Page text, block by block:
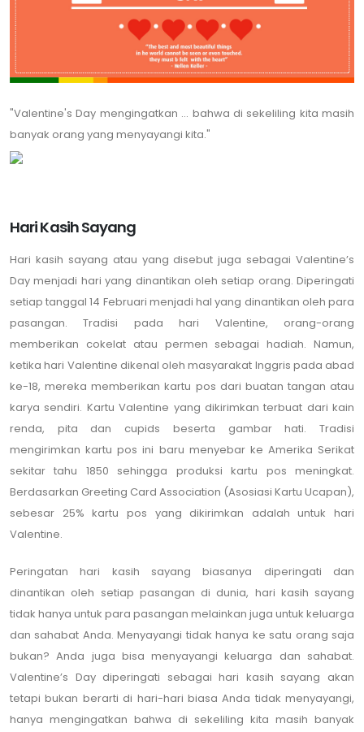
"Valentine's Day mengingatkan ... bahwa di sekeliling kita masih
banyak orang yang menyayangi kita."
Hari Kasih Sayang
Hari kasih sayang atau yang disebut juga sebagai Valentine’s
Day menjadi hari yang dinantikan oleh setiap orang. Diperingati
setiap tanggal 14 Februari menjadi hal yang dinantikan oleh para
pasangan. Tradisi pada hari Valentine, orang-orang
memberikan cokelat atau permen sebagai hadiah. Namun,
ketika hari Valentine dikenal oleh masyarakat Inggris pada abad
ke-18, mereka memberikan kartu pos dari buatan tangan atau
karya sendiri. Kartu Valentine yang dikirimkan terbuat dari kain
renda, pita dan cupids beserta gambar hati. Tradisi
mengirimkan kartu pos ini baru menyebar ke Amerika Serikat
sekitar tahu 1850 sehingga produksi kartu pos meningkat.
Berdasarkan Greeting Card Association (Asosiasi Kartu Ucapan),
sebesar 25% kartu pos yang dikirimkan adalah untuk hari
Valentine.
Peringatan hari kasih sayang biasanya diperingati dan
dinantikan oleh setiap pasangan di dunia, hari kasih sayang
tidak hanya untuk para pasangan melainkan juga untuk keluarga
dan sahabat Anda. Menyayangi tidak hanya ke satu orang saja
bukan? Anda juga bisa menyayangi keluarga dan sahabat.
Valentine’s Day diperingati sebagai hari kasih sayang akan
tetapi bukan berarti di hari-hari biasa Anda tidak menyayangi,
hanya mengingatkan bahwa di sekeliling kita masih banyak